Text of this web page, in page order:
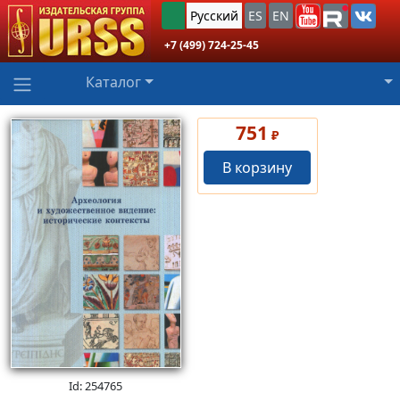
Русский ES EN
+7 (499) 724-25-45
Каталог
Id: 254765
751 ₽
В корзину